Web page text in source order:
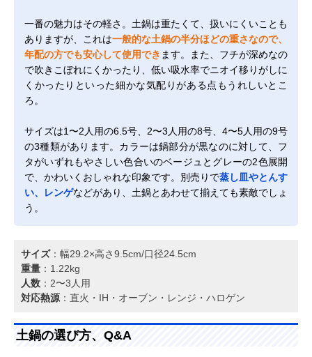
一番の魅力はその軽さ。土鍋は重たくて、扱いにくいことも
ありますが、これは一般的な土鍋の半分ほどの重さなので、
年配の方でも安心して使用でき ます。また、フチが深めなの
で吹きこぼれにくかったり、低い吸水率でニオイ移りがしに
くかったりといった細かな気配りがある点もうれしいとこ
ろ。
サイズは1〜2人用の6.5号、2〜3人用の8号、4〜5人用の9号
の3種類があります。カラーは鍋部分が黒なのに対して、フ
タがいずれもやさしい色合いのベージュとグレーの2色展開
で、かわいくおしゃれな印象です。別売りで蒸し皿やとんす
い、レンゲなどがあり、土鍋とあわせて揃えても素敵でしょ
う。
サイズ：幅29.2×高さ9.5cm/口径24.5cm
重量 ：1.22kg
人数 ：2〜3人用
対応熱源 ：直火・IH・オーブン・レンジ・ハロゲン
土鍋の選び方、Q&A